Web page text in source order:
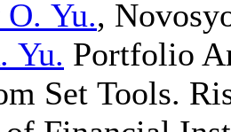
Yu.,
Yu. Portfolio
Set Tools.